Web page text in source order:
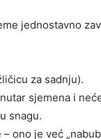
jednostavno
za sadnju).
sjemena i
snagu.
ono je već